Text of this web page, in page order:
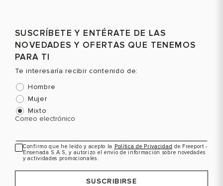
SUSCRÍBETE Y ENTÉRATE DE LAS
NOVEDADES Y OFERTAS QUE TENEMOS
PARA TI
Te interesaría recibir contenido de:
Hombre
Mujer
Mixto
Correo electrónico
Confirmo que he leído y acepto la Política de Privacidad de Freeport -
Ensenada S.A.S, y autorizo el envío de información sobre novedades
y actividades promocionales.
SUSCRIBIRSE